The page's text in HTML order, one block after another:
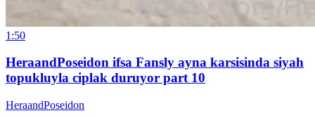
1:50
HeraandPoseidon ifsa Fansly ayna karsisinda siyah
topukluyla ciplak duruyor part 10
HeraandPoseidon